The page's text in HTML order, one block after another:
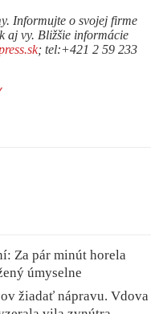
Informujte o svojej firme
aj vy. Bližšie informácie
; tel:+421 2 59 233
Za pár minút horela
úmyselne
žiadať nápravu. Vdova